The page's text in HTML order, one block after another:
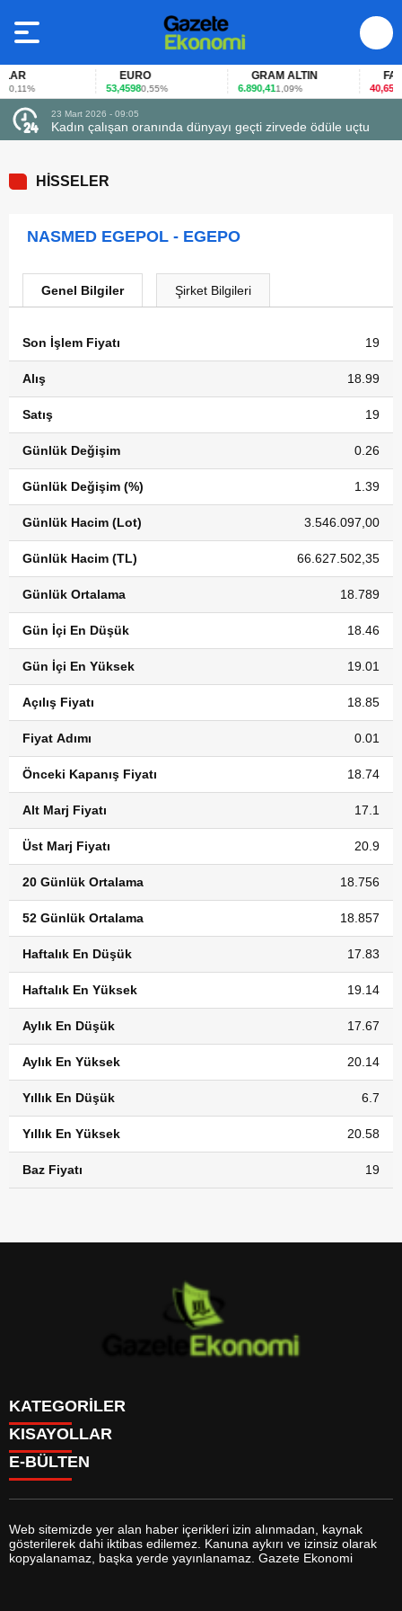
EURO
53,45980,55%
GRAM ALTIN
6.890,411,09%
FAİZ
40,65-
23 Mart 2026 - 09:05
Kadın çalışan oranında dünyayı geçti zirvede ödüle uçtu
HİSSELER
NASMED EGEPOL - EGEPO
Genel Bilgiler Şirket Bilgileri
Son İşlem Fiyatı 19
Alış 18.99
Satış 19
Günlük Değişim 0.26
Günlük Değişim (%) 1.39
Günlük Hacim (Lot) 3.546.097,00
Günlük Hacim (TL) 66.627.502,35
Günlük Ortalama 18.789
Gün İçi En Düşük 18.46
Gün İçi En Yüksek 19.01
Açılış Fiyatı 18.85
Fiyat Adımı 0.01
Önceki Kapanış Fiyatı 18.74
Alt Marj Fiyatı 17.1
Üst Marj Fiyatı 20.9
20 Günlük Ortalama 18.756
52 Günlük Ortalama 18.857
Haftalık En Düşük 17.83
Haftalık En Yüksek 19.14
Aylık En Düşük 17.67
Aylık En Yüksek 20.14
Yıllık En Düşük 6.7
Yıllık En Yüksek 20.58
Baz Fiyatı 19
KATEGORİLER
GÜNDEM
DÜNYA
SİYASET
MAGAZİN
SAĞLIK
EĞİTİM
YAŞAM
KISAYOLLAR
BURÇLAR
FİKSTÜR
FİRMA EKLE
FİRMA REHBERİ
E-BÜLTEN
gazeteekonomi.com e-bültenine abone olarak, tarafınıza haber,
Web sitemizde yer alan haber içerikleri izin alınmadan, kaynak
gösterilerek dahi iktibas edilemez. Kanuna aykırı ve izinsiz olarak
kopyalanamaz, başka yerde yayınlanamaz. Gazete Ekonomi